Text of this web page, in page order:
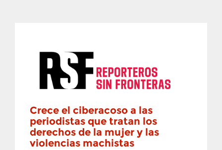
Crece el ciberacoso a las
periodistas que tratan los
derechos de la mujer y las
violencias machistas